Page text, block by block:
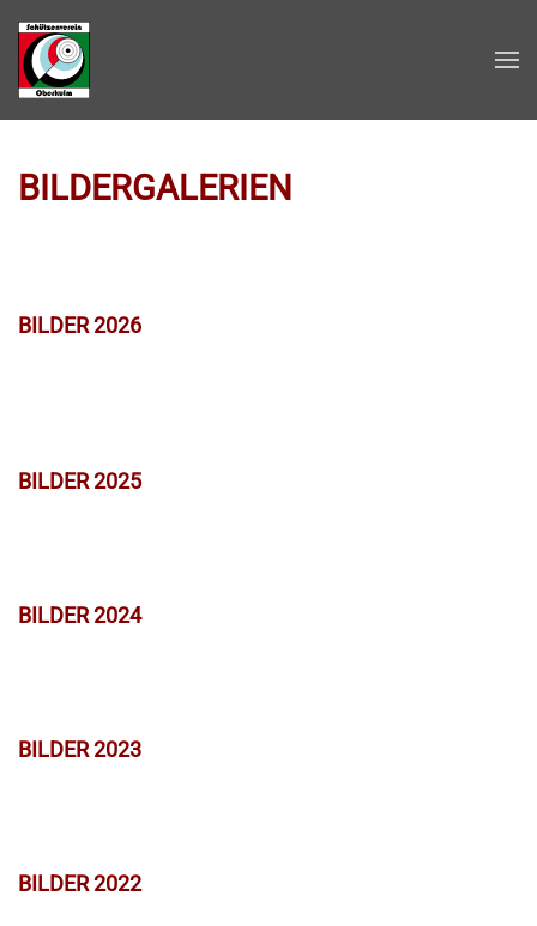
Zum Hauptinhalt springen
BILDERGALERIEN
BILDER 2026
BILDER 2025
BILDER 2024
BILDER 2023
BILDER 2022